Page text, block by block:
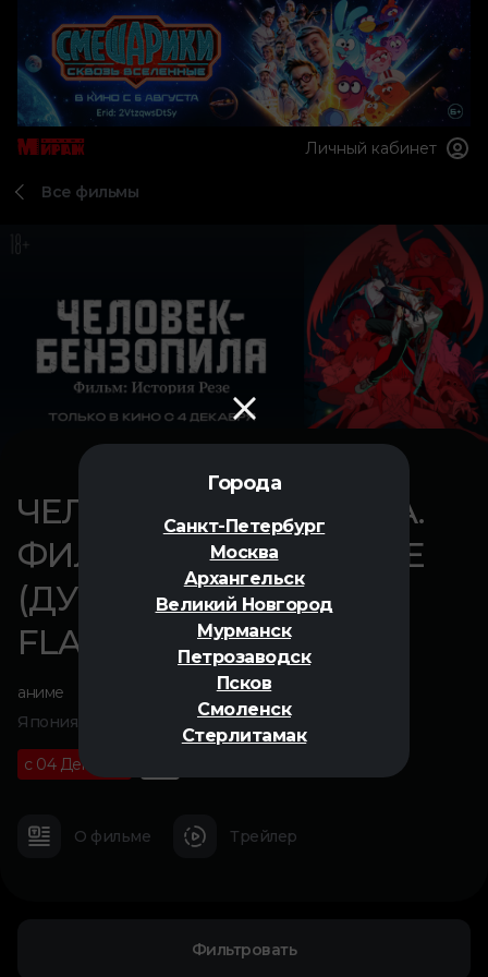
Города
Санкт-Петербург
Москва
Архангельск
Великий Новгород
Мурманск
Петрозаводск
Псков
Смоленск
Стерлитамак
Личный кабинет
Все фильмы
ЧЕЛОВЕК-БЕНЗОПИЛА.
ФИЛЬМ: ИСТОРИЯ РЕЗЕ
(ДУБЛЯЖ ОТ СТУДИИ
FLARROW FILMS)
аниме
Япония, 2025
с 04 Декабря
О фильме Трейлер
Фильтровать